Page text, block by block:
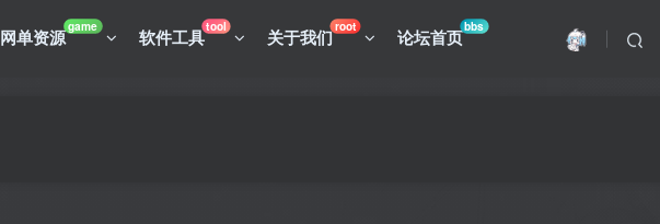
网单资源game 软件工具tool 关于我们root 论坛首页bbs